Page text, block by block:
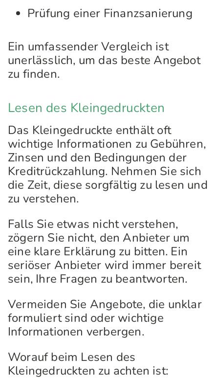
Prüfung einer Finanzsanierung
Ein umfassender Vergleich ist
unerlässlich, um das beste Angebot
zu finden.
Lesen des Kleingedruckten
Das Kleingedruckte enthält oft
wichtige Informationen zu Gebühren,
Zinsen und den Bedingungen der
Kreditrückzahlung. Nehmen Sie sich
die Zeit, diese sorgfältig zu lesen und
zu verstehen.
Falls Sie etwas nicht verstehen,
zögern Sie nicht, den Anbieter um
eine klare Erklärung zu bitten. Ein
seriöser Anbieter wird immer bereit
sein, Ihre Fragen zu beantworten.
Vermeiden Sie Angebote, die unklar
formuliert sind oder wichtige
Informationen verbergen.
Worauf beim Lesen des
Kleingedruckten zu achten ist: